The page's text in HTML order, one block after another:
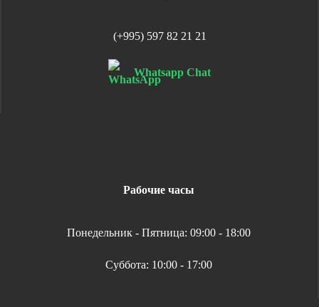
(+995) 597 82 21 21
Whatsapp Chat
Рабочие часы
Понедельник - Пятница: 09:00 - 18:00
Суббота: 10:00 - 17:00